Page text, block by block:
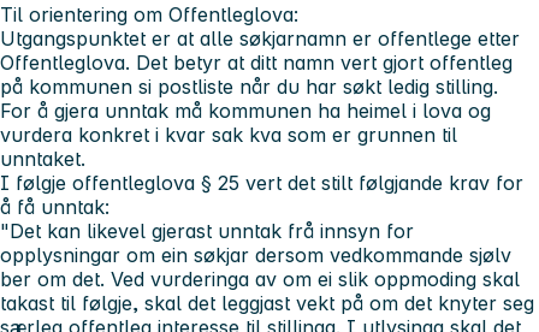
Til orientering om Offentleglova:
Utgangspunktet er at alle søkjarnamn er offentlege etter
Offentleglova. Det betyr at ditt namn vert gjort offentleg
på kommunen si postliste når du har søkt ledig stilling.
For å gjera unntak må kommunen ha heimel i lova og
vurdera konkret i kvar sak kva som er grunnen til
unntaket.
I følgje offentleglova § 25 vert det stilt følgjande krav for
å få unntak:
"Det kan likevel gjerast unntak frå innsyn for
opplysningar om ein søkjar dersom vedkommande sjølv
ber om det. Ved vurderinga av om ei slik oppmoding skal
takast til følgje, skal det leggjast vekt på om det knyter seg
særleg offentleg interesse til stillinga. I utlysinga skal det